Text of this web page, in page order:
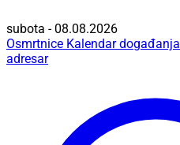
subota - 08.08.2026
Osmrtnice Kalendar događanja
adresar